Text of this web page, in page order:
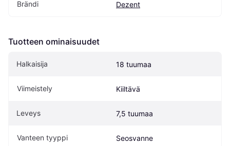
Brändi Dezent
Tuotteen ominaisuudet
Halkaisija 18 tuumaa
Viimeistely Kiiltävä
Leveys 7,5 tuumaa
Vanteen tyyppi Seosvanne